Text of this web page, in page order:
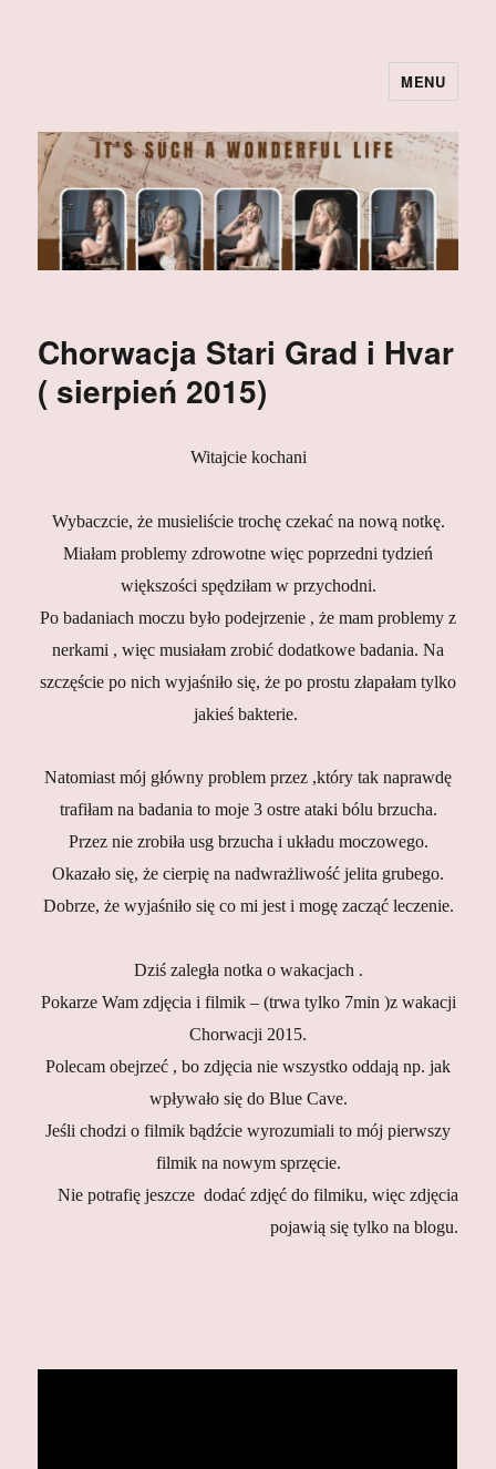
MENU
Chorwacja Stari Grad i Hvar
( sierpień 2015)
Witajcie kochani
Wybaczcie, że musieliście trochę czekać na nową notkę.
Miałam problemy zdrowotne więc poprzedni tydzień
większości spędziłam w przychodni.
Po badaniach moczu było podejrzenie , że mam problemy z
nerkami , więc musiałam zrobić dodatkowe badania. Na
szczęście po nich wyjaśniło się, że po prostu złapałam tylko
jakieś bakterie.
Natomiast mój główny problem przez ,który tak naprawdę
trafiłam na badania to moje 3 ostre ataki bólu brzucha.
Przez nie zrobiła usg brzucha i układu moczowego.
Okazało się, że cierpię na nadwrażliwość jelita grubego.
Dobrze, że wyjaśniło się co mi jest i mogę zacząć leczenie.
Dziś zaległa notka o wakacjach .
Pokarze Wam zdjęcia i filmik – (trwa tylko 7min )z wakacji
Chorwacji 2015.
Polecam obejrzeć , bo zdjęcia nie wszystko oddają np. jak
wpływało się do Blue Cave.
Jeśli chodzi o filmik bądźcie wyrozumiali to mój pierwszy
filmik na nowym sprzęcie.
Nie potrafię jeszcze dodać zdjęć do filmiku, więc zdjęcia
pojawią się tylko na blogu.